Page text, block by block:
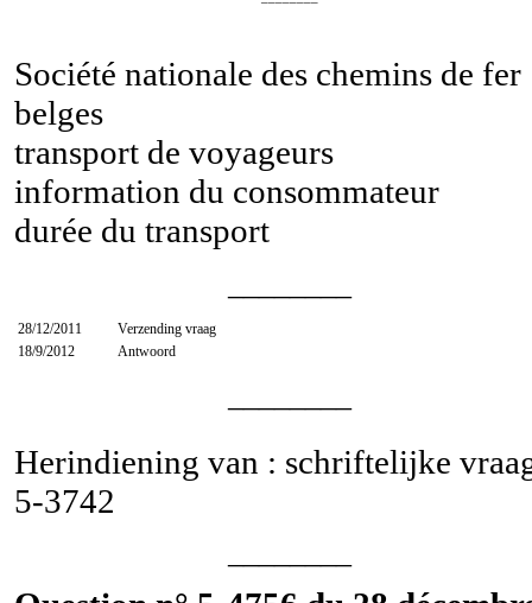
Société nationale des chemins de fer
belges
transport de voyageurs
information du consommateur
durée du transport
28/12/2011
Verzending vraag
18/9/2012
Antwoord
Herindiening van : schriftelijke
5-3742